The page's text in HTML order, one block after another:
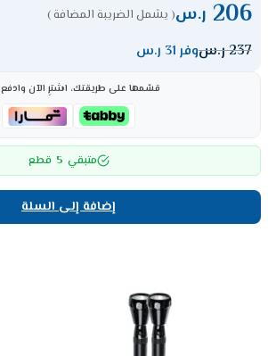
206 ر.س( يشمل الضريبة المضافة )
237ر.سوفر 31 ر.س
قسّمها على طريقتك، اشترِ الآن وادفع
متبقي 5 قطع
إضافة إلى السلة